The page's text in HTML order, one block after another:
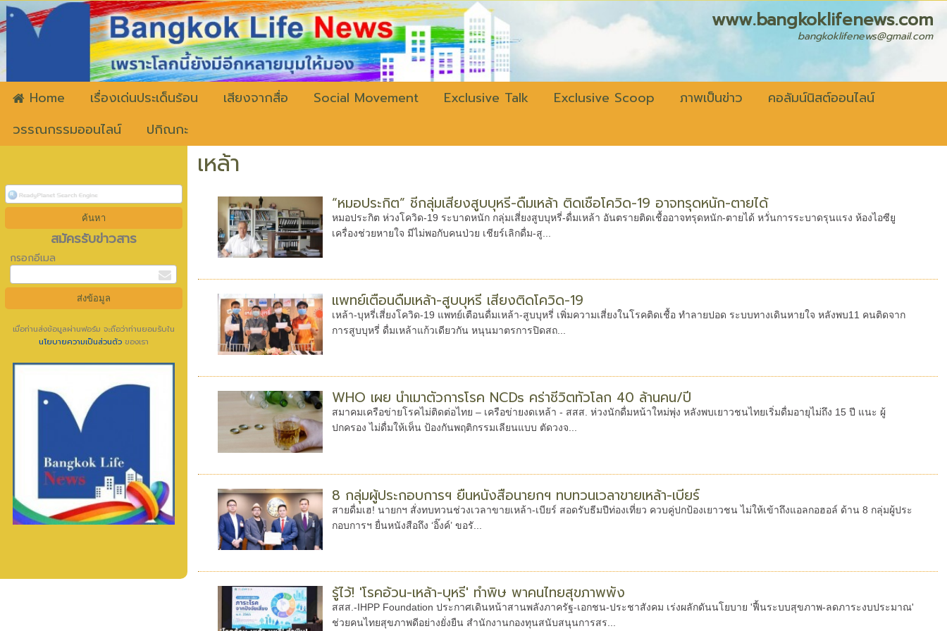
www.bangkoklifenews.com
bangkoklifenews@gmail.com
Home เรื่องเด่นประเด็นร้อน เสียงจากสื่อ Social Movement Exclusive Talk Exclusive Scoop ภาพเป็นข่าว
คอลัมน์นิสต์ออนไลน์
วรรณกรรมออนไลน์
ปกิณกะ
สมัครรับข่าวสาร
กรอกอีเมล
เมื่อท่านส่งข้อมูลผ่านฟอร์ม จะถือว่าท่านยอมรับใน
นโยบายความเป็นส่วนตัว ของเรา
เหล้า
“หมอประกิต” ชี้กลุ่มเสี่ยงสูบบุหรี่-ดื่มเหล้า ติดเชื้อโควิด-19 อาจทรุดหนัก-ตายได้
หมอประกิต ห่วงโควิด-19 ระบาดหนัก กลุ่มเสี่ยงสูบบุหรี่-ดื่มเหล้า อันตรายติดเชื้ออาจทรุดหนัก-ตายได้ หวั่นการระบาดรุนแรง ห้องไอซียู
เครื่องช่วยหายใจ มีไม่พอกับคนป่วย เชียร์เลิกดื่ม-สู...
แพทย์เตือนดื่มเหล้า-สูบบุหรี่ เสี่ยงติดโควิด-19
เหล้า-บุหรี่เสี่ยงโควิด-19 แพทย์เตือนดื่มเหล้า-สูบบุหรี่ เพิ่มความเสี่ยงในโรคติดเชื้อ ทำลายปอด ระบบทางเดินหายใจ หลังพบ11 คนติดจาก
การสูบบุหรี่ ดื่มเหล้าแก้วเดียวกัน หนุนมาตรการปิดสถ...
WHO เผย น้ำเมาตัวการโรค NCDs คร่าชีวิตทั่วโลก 40 ล้านคน/ปี
สมาคมเครือข่ายโรคไม่ติดต่อไทย – เครือข่ายงดเหล้า - สสส. ห่วงนักดื่มหน้าใหม่พุ่ง หลังพบเยาวชนไทยเริ่มดื่มอายุไม่ถึง 15 ปี แนะ ผู้
ปกครอง ไม่ดื่มให้เห็น ป้องกันพฤติกรรมเลียนแบบ ตัดวงจ...
8 กลุ่มผู้ประกอบการฯ ยื่นหนังสือนายกฯ ทบทวนเวลาขายเหล้า-เบียร์
สายดื่มเฮ! นายกฯ สั่งทบทวนช่วงเวลาขายเหล้า-เบียร์ สอดรับธีมปีท่องเที่ยว ควบคู่ปกป้องเยาวชน ไม่ให้เข้าถึงแอลกอฮอล์ ด้าน 8 กลุ่มผู้ประ
กอบการฯ ยื่นหนังสือถึง ‘อิ๊งค์’ ขอรั...
รู้ไว้! 'โรคอ้วน-เหล้า-บุหรี่' ทำพิษ พาคนไทยสุขภาพพัง
สสส.-IHPP Foundation ประกาศเดินหน้าสานพลังภาครัฐ-เอกชน-ประชาสังคม เร่งผลักดันนโยบาย 'ฟื้นระบบสุขภาพ-ลดภาระงบประมาณ'
ช่วยคนไทยสุขภาพดีอย่างยั่งยืน สำนักงานกองทุนสนับสนุนการสร...